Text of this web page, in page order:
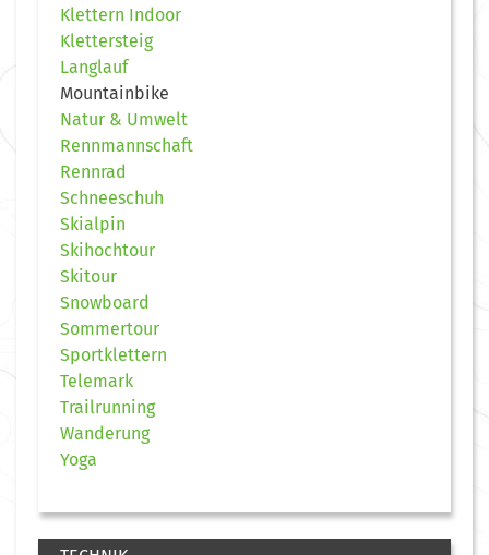
Klettern Indoor
Klettersteig
Langlauf
Mountainbike
Natur & Umwelt
Rennmannschaft
Rennrad
Schneeschuh
Skialpin
Skihochtour
Skitour
Snowboard
Sommertour
Sportklettern
Telemark
Trailrunning
Wanderung
Yoga